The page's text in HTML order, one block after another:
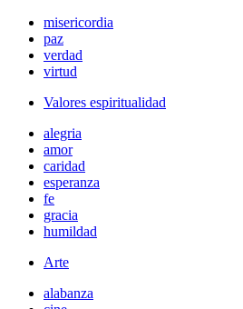
misericordia
paz
verdad
virtud
Valores espiritualidad
alegria
amor
caridad
esperanza
fe
gracia
humildad
Arte
alabanza